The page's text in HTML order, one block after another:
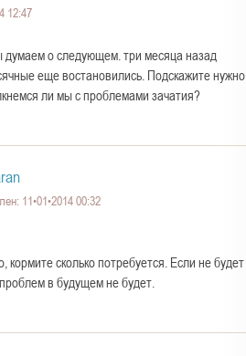
12:47
думаем о следующем. три месяца назад
еще востановились. Подскажите нужно
ли мы с проблемами зачатия?
11•01•2014 00:32
сколько потребуется. Если не будет
в будущем не будет.